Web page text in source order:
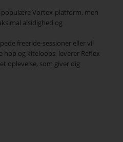
populære Vortex-platform, men
alsidighed og
freeride-sessioner eller vil
hop og kiteloops, leverer Reflex
oplevelse, som giver dig